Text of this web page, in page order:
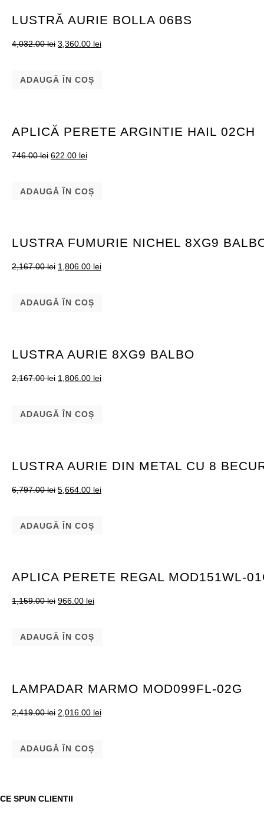
LUSTRĂ AURIE BOLLA 06BS
4,032.00lei 3,360.00 lei
ADAUGĂ ÎN COȘ
APLICĂ PERETE ARGINTIE HAIL 02CH
746.00lei 622.00 lei
ADAUGĂ ÎN COȘ
LUSTRA FUMURIE NICHEL 8XG9
2,167.00lei 1,806.00 lei
ADAUGĂ ÎN COȘ
LUSTRA AURIE 8XG9 BALBO
2,167.00lei 1,806.00 lei
ADAUGĂ ÎN COȘ
LUSTRA AURIE DIN METAL CU 8
6,797.00lei 5,664.00 lei
ADAUGĂ ÎN COȘ
APLICA PERETE REGAL MOD151WL-
1,159.00lei 966.00 lei
ADAUGĂ ÎN COȘ
LAMPADAR MARMO MOD099FL-02G
2,419.00lei 2,016.00 lei
ADAUGĂ ÎN COȘ
CE SPUN CLIENTII